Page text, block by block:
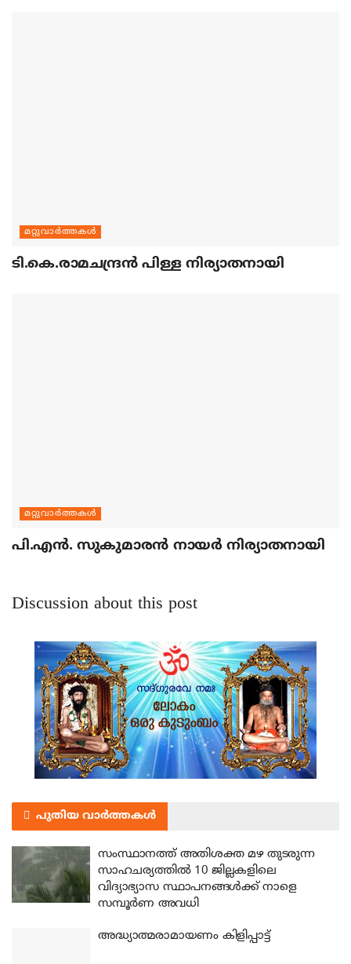
മറ്റുവാര്‍ത്തകള്‍
ടി.കെ.രാമചന്ദ്രന്‍ പിള്ള നിര്യാതനായി
മറ്റുവാര്‍ത്തകള്‍
പി.എന്‍. സുകുമാരന്‍ നായര്‍ നിര്യാതനായി
Discussion about this post
പുതിയ വാർത്തകൾ
സംസ്ഥാനത്ത് അതിശക്ത മഴ തുടരുന്ന
സാഹചര്യത്തിൽ 10 ജില്ലകളിലെ
വിദ്യാഭ്യാസ സ്ഥാപനങ്ങൾക്ക് നാളെ
സമ്പൂർണ അവധി
അദ്ധ്യാത്മരാമായണം കിളിപ്പാട്ട്